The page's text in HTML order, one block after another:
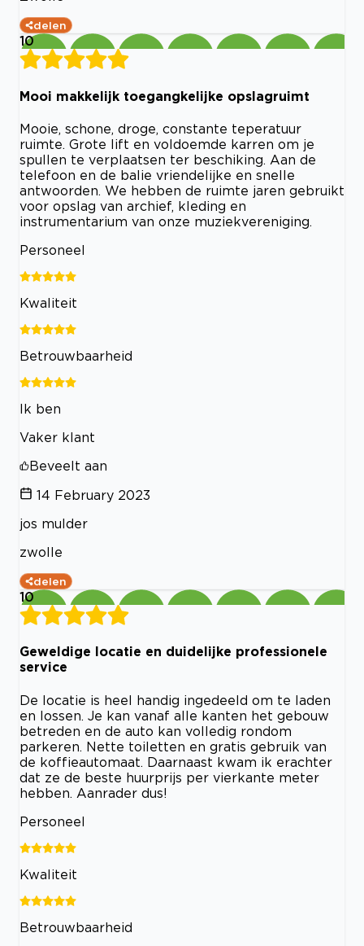
delen
10
Mooi makkelijk toegangkelijke opslagruimt
Mooie, schone, droge, constante teperatuur
ruimte. Grote lift en voldoemde karren om je
spullen te verplaatsen ter beschiking. Aan de
telefoon en de balie vriendelijke en snelle
antwoorden. We hebben de ruimte jaren gebruikt
voor opslag van archief, kleding en
instrumentarium van onze muziekvereniging.
Personeel
Kwaliteit
Betrouwbaarheid
Ik ben
Vaker klant
Beveelt aan
14 February 2023
jos mulder
zwolle
delen
10
Geweldige locatie en duidelijke professionele
service
De locatie is heel handig ingedeeld om te laden
en lossen. Je kan vanaf alle kanten het gebouw
betreden en de auto kan volledig rondom
parkeren. Nette toiletten en gratis gebruik van
de koffieautomaat. Daarnaast kwam ik erachter
dat ze de beste huurprijs per vierkante meter
hebben. Aanrader dus!
Personeel
Kwaliteit
Betrouwbaarheid